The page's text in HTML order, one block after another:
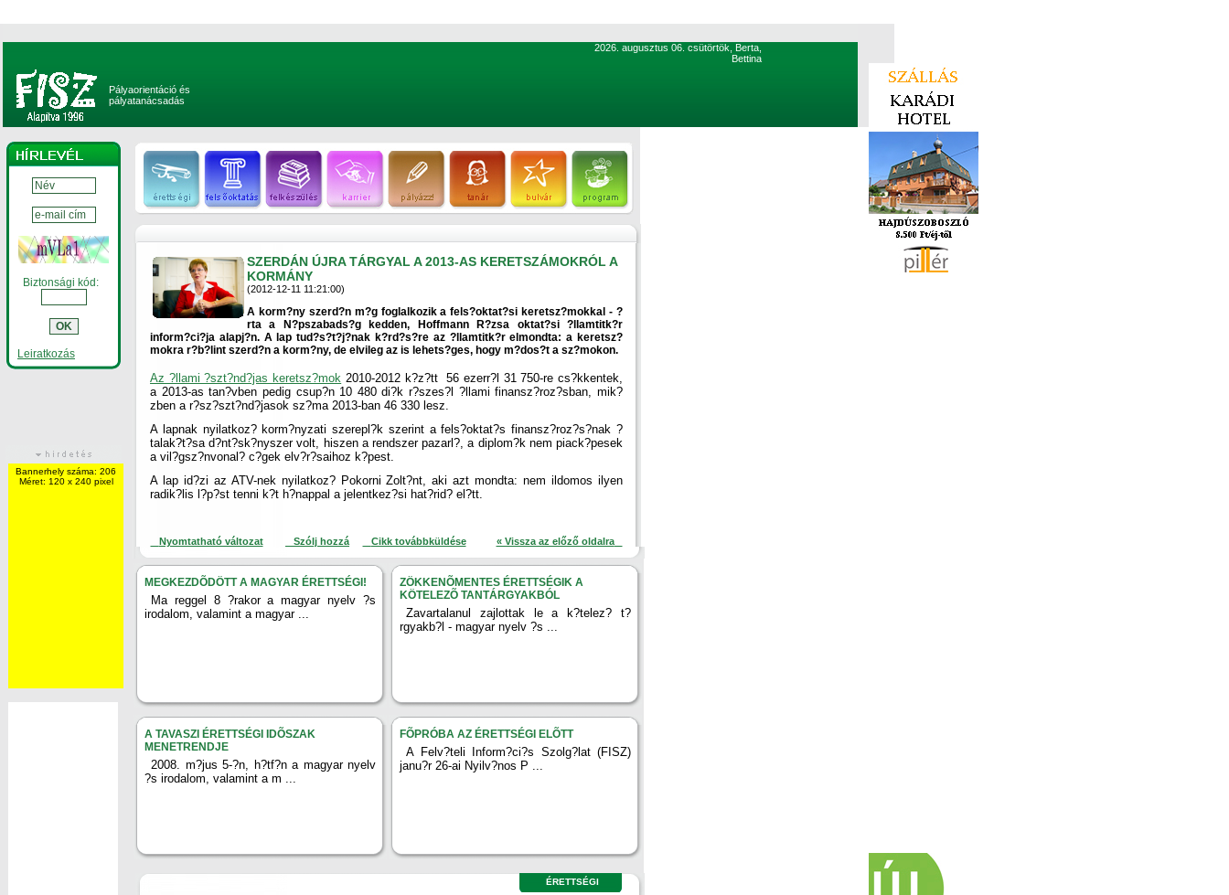
2026. augusztus 06. csütörtök, Berta,
Bettina
Pályaorientáció és
pályatanácsadás
Biztonsági kód:
Leiratkozás
Bannerhely száma: 206
Méret: 120 x 240 pixel
SZERDÁN ÚJRA TÁRGYAL A 2013-AS KERETSZÁMOKRÓL A
KORMÁNY
(2012-12-11 11:21:00)
A korm?ny szerd?n m?g foglalkozik a fels?oktat?si keretsz?mokkal - ?
rta a N?pszabads?g kedden, Hoffmann R?zsa oktat?si ?llamtitk?r
inform?ci?ja alapj?n. A lap tud?s?t?j?nak k?rd?s?re az ?llamtitk?r elmondta: a keretsz?
mokra r?b?lint szerd?n a korm?ny, de elvileg az is lehets?ges, hogy m?dos?t a sz?mokon.
Az ?llami ?szt?nd?jas keretsz?mok 2010-2012 k?z?tt 56 ezerr?l 31 750-re cs?kkentek,
a 2013-as tan?vben pedig csup?n 10 480 di?k r?szes?l ?llami finansz?roz?sban, mik?
zben a r?sz?szt?nd?jasok sz?ma 2013-ban 46 330 lesz.
A lapnak nyilatkoz? korm?nyzati szerepl?k szerint a fels?oktat?s finansz?roz?s?nak ?
talak?t?sa d?nt?sk?nyszer volt, hiszen a rendszer pazarl?, a diplom?k nem piack?pesek
a vil?gsz?nvonal? c?gek elv?r?saihoz k?pest.
A lap id?zi az ATV-nek nyilatkoz? Pokorni Zolt?nt, aki azt mondta: nem ildomos ilyen
radik?lis l?p?st tenni k?t h?nappal a jelentkez?si hat?rid? el?tt.
Nyomtatható változat Szólj hozzá Cikk továbbküldése « Vissza az előző oldalra
MEGKEZDÕDÖTT A MAGYAR ÉRETTSÉGI!
Ma reggel 8 ?rakor a magyar nyelv ?s
irodalom, valamint a magyar ...
ZÖKKENÕMENTES ÉRETTSÉGIK A
KÖTELEZÕ TANTÁRGYAKBÓL
Zavartalanul zajlottak le a k?telez? t?
rgyakb?l - magyar nyelv ?s ...
A TAVASZI ÉRETTSÉGI IDÕSZAK
MENETRENDJE
2008. m?jus 5-?n, h?tf?n a magyar nyelv
?s irodalom, valamint a m ...
FÕPRÓBA AZ ÉRETTSÉGI ELÕTT
A Felv?teli Inform?ci?s Szolg?lat (FISZ)
janu?r 26-ai Nyilv?nos P ...
ÉRETTSÉGI